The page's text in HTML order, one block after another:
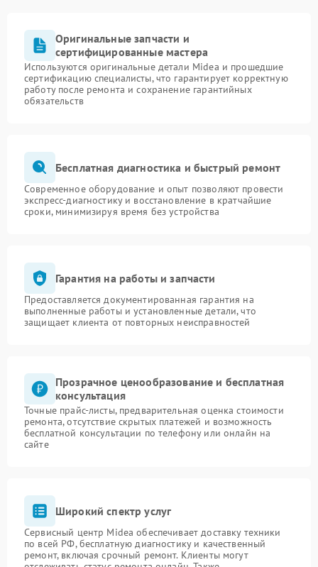
Оригинальные запчасти и
сертифицированные мастера
Используются оригинальные детали Midea и прошедшие
сертификацию специалисты, что гарантирует корректную
работу после ремонта и сохранение гарантийных
обязательств
Бесплатная диагностика и быстрый ремонт
Современное оборудование и опыт позволяют провести
экспресс-диагностику и восстановление в кратчайшие
сроки, минимизируя время без устройства
Гарантия на работы и запчасти
Предоставляется документированная гарантия на
выполненные работы и установленные детали, что
защищает клиента от повторных неисправностей
Прозрачное ценообразование и бесплатная
консультация
Точные прайс-листы, предварительная оценка стоимости
ремонта, отсутствие скрытых платежей и возможность
бесплатной консультации по телефону или онлайн на
сайте
Широкий спектр услуг
Сервисный центр Midea обеспечивает доставку техники
по всей РФ, бесплатную диагностику и качественный
ремонт, включая срочный ремонт. Клиенты могут